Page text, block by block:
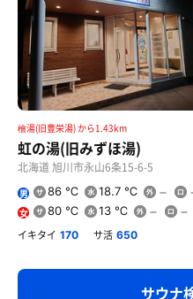
檜湯(旧豊栄湯) から1.43km
虹の湯(旧みずほ湯)
北海道 旭川市永山6条15-6-5
男 86 ℃ 18.7 ℃
女 80 ℃ 13 ℃
イキタイ 170 サ活 650
サウナ